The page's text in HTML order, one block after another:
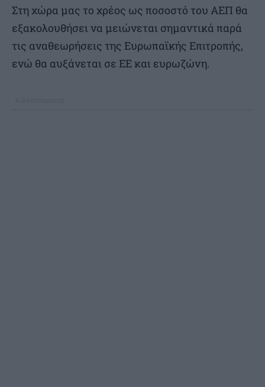
Στη χώρα μας το χρέος ως ποσοστό του ΑΕΠ θα
εξακολουθήσει να μειώνεται σημαντικά παρά
τις αναθεωρήσεις της Ευρωπαϊκής Επιτροπής,
ενώ θα αυξάνεται σε ΕΕ και ευρωζώνη.